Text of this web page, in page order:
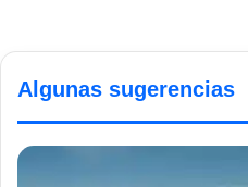
Algunas sugerencias